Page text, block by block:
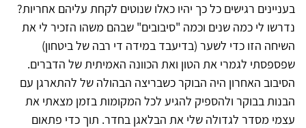
בעניינים רגישים כל כך יהיו כאלו שנוטים לקחת עליהם אחריות?
נדרשו לי כמה שנים וכמה "סיבובים" שבהם משהו הזכיר לי את
השיחה הזו כדי לשער (בדיעבד במידה די רבה של ביטחון)
שפספסתי לגמרי את הטון ואת הכוונה האמיתית של הדברים.
הסיבוב האחרון היה הבוקר כשבריצה הבהולה של להתארגן עם
הבנות בבוקר ולהספיק להגיע לכל המקומות בזמן מצאתי את
עצמי מסדר לגדולה שלי את הבלאגן בחדר. תוך כדי פתאום